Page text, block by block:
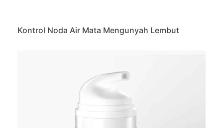
Kontrol Noda Air Mata Mengunyah Lembut